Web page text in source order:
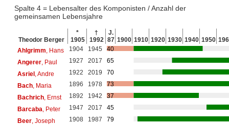
Spalte 4 = Lebensalter des Komponisten / Anzahl der
gemeinsamen Lebensjahre
Theodor Berger
*
1905
†
1992
J.
87 1900 1910 1920 1930 1940 1950
Ahlgrimm , Hans 1904 1945
40
Angerer, Paul 1927 2017
65
Asriel, Andre 1922 2019
70
Bach, Maria 1896 1978
73
Bachrich, Ernst 1892 1942
37
Barcaba , Peter 1947 2017
45
Beer, Joseph 1908 1987
79